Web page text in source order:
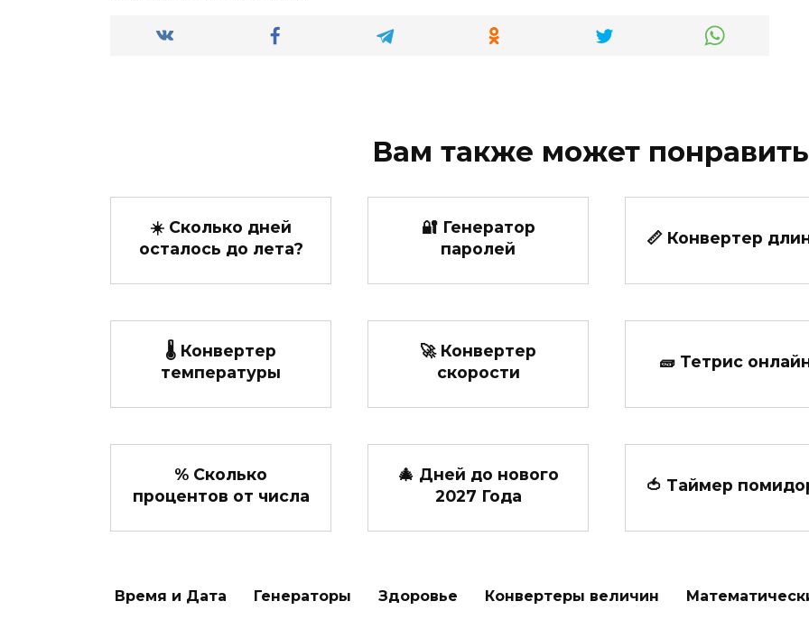
Вам также может
☀️ Сколько дней
осталось до лета?
🔐 Генератор
паролей
📏 Конвертер
🌡️ Конвертер
температуры
🚀 Конвертер
скорости
🧱 Тетрис
% Сколько
процентов от числа
🎄 Дней до нового
2027 Года
🍅 Таймер
Время и Дата Генераторы Здоровье Конвертеры величин